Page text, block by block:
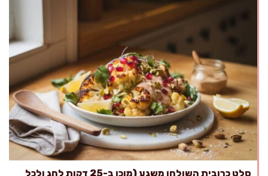
סלט כרובית השולחן משגע (מוכן ב-25 דקות לחג ולכל